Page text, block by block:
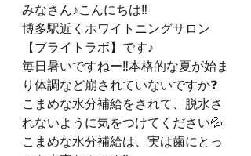
みなさん♪こんにちは‼️
博多駅近くホワイトニングサロン
【ブライトラボ】です♪
毎日暑いですねー‼️本格的な夏が始ま
り体調など崩されていないですか❓
こまめな水分補給をされて、脱水さ
れないように気をつけてください💦
こまめな水分補給は、実は歯にとっ